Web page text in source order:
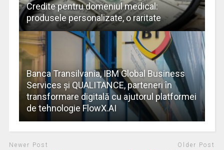
Credite pentru domeniul medical:
produsele personalizate, o raritate
Banca Transilvania, IBM Global Business
Services şi QUALITANCE, parteneri în
transformare digitală cu ajutorul platformei
de tehnologie FlowX.AI
Newer Post Older Post